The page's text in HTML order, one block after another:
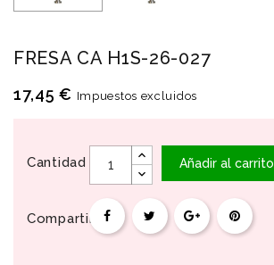
FRESA CA H1S-26-027
17,45 € Impuestos excluidos
Cantidad Añadir al carrito
Compartir